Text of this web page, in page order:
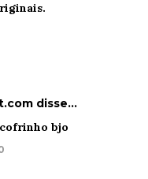
disse…
bjo